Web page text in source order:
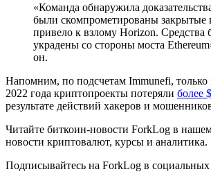
«Команда обнаружила
были скомпрометированы закрытые
привело к взлому Horizon. Средства
украдены со стороны моста
он.
Напомним, по подсчетам Immunefi, только
2022 года криптопроекты потеряли более
результате действий хакеров и
Читайте биткоин-новости ForkLog в
новости криптовалют, курсы и аналитика.
Подписывайтесь на ForkLog в социальных